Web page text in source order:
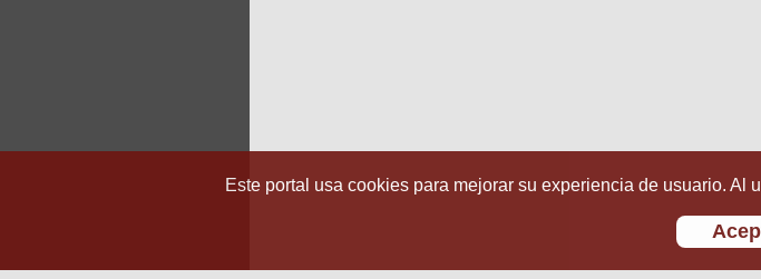
Este portal usa cookies para mejorar su experiencia de usuario.